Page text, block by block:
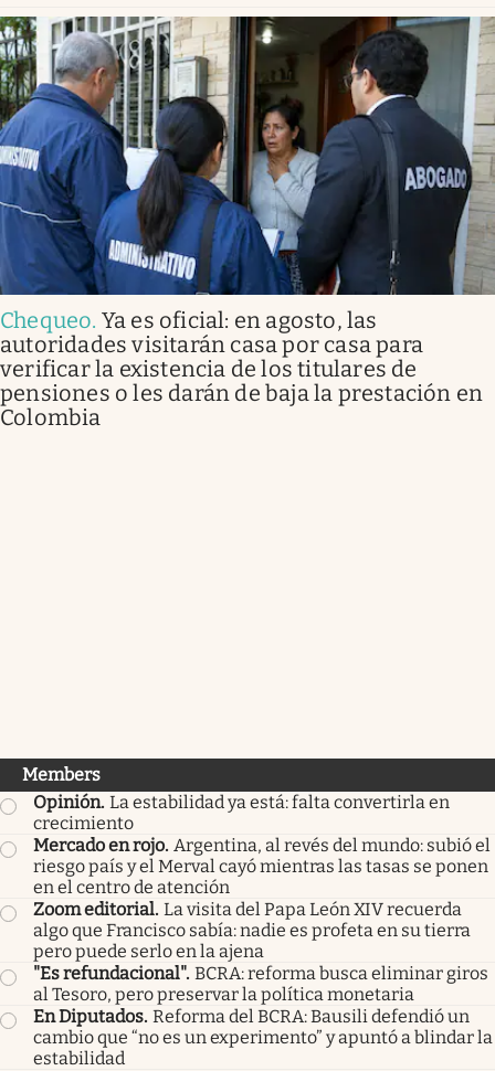
Chequeo. Ya es oficial: en agosto, las
autoridades visitarán casa por casa para
verificar la existencia de los titulares de
pensiones o les darán de baja la prestación en
Colombia
Members
Opinión. La estabilidad ya está: falta convertirla en
crecimiento
Mercado en rojo. Argentina, al revés del mundo: subió el
riesgo país y el Merval cayó mientras las tasas se ponen
en el centro de atención
Zoom editorial. La visita del Papa León XIV recuerda
algo que Francisco sabía: nadie es profeta en su tierra
pero puede serlo en la ajena
"Es refundacional". BCRA: reforma busca eliminar giros
al Tesoro, pero preservar la política monetaria
En Diputados. Reforma del BCRA: Bausili defendió un
cambio que “no es un experimento” y apuntó a blindar la
estabilidad